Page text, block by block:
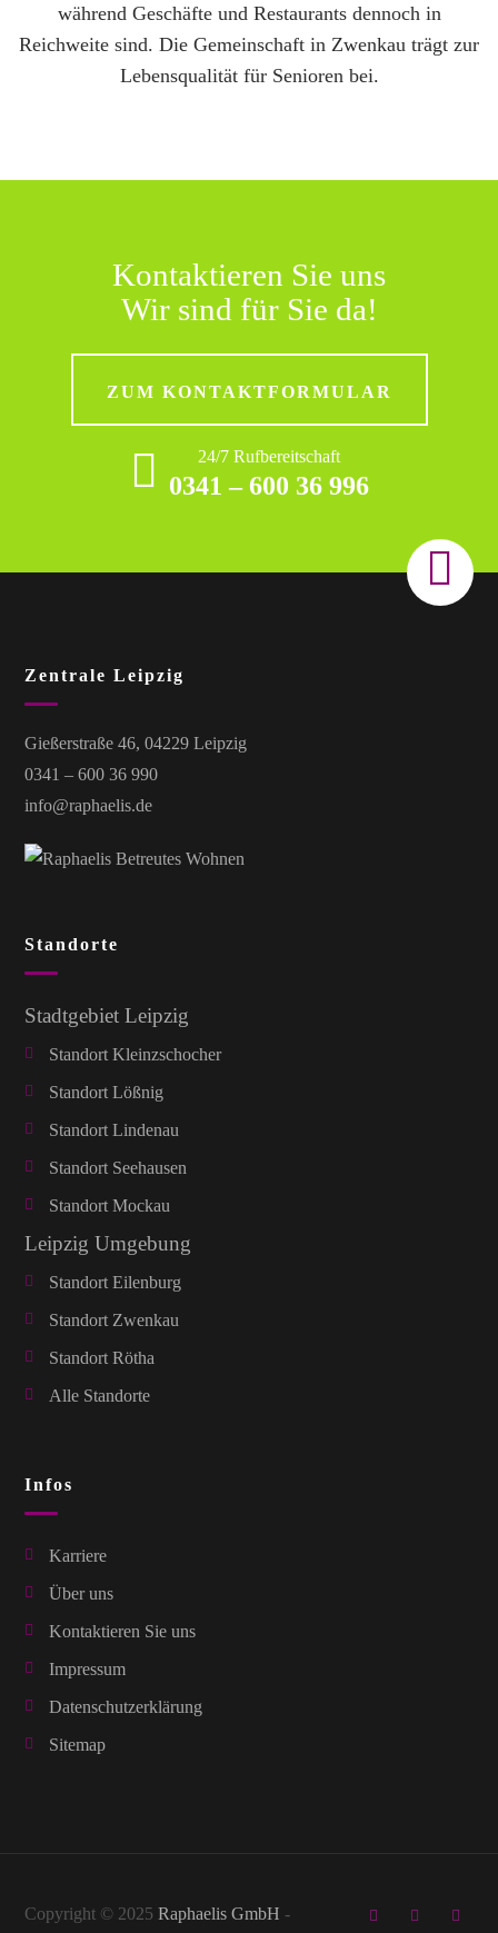
während Geschäfte und Restaurants dennoch in
Reichweite sind. Die Gemeinschaft in Zwenkau trägt zur
Lebensqualität für Senioren bei.
Kontaktieren Sie uns
Wir sind für Sie da!
ZUM KONTAKTFORMULAR
24/7 Rufbereitschaft
0341 – 600 36 996
Zentrale Leipzig
Gießerstraße 46, 04229 Leipzig
0341 – 600 36 990
info@raphaelis.de
Standorte
Stadtgebiet Leipzig
Standort Kleinzschocher
Standort Lößnig
Standort Lindenau
Standort Seehausen
Standort Mockau
Leipzig Umgebung
Standort Eilenburg
Standort Zwenkau
Standort Rötha
Alle Standorte
Infos
Karriere
Über uns
Kontaktieren Sie uns
Impressum
Datenschutzerklärung
Sitemap
Copyright © 2025Raphaelis GmbH -